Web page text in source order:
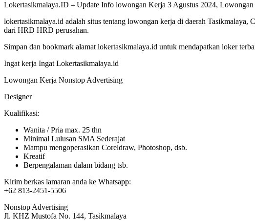
Lokertasikmalaya.ID – Update Info lowongan Kerja 3 Agustus 2024,
lokertasikmalaya.id adalah situs tentang lowongan kerja di daerah Tasikmalaya,
dari HRD HRD perusahan.
Simpan dan bookmark alamat lokertasikmalaya.id untuk mendapatkan loker
Ingat kerja Ingat Lokertasikmalaya.id
Lowongan Kerja Nonstop Advertising
Designer
Kualifikasi:
Wanita / Pria max. 25 thn
Minimal Lulusan SMA Sederajat
Mampu mengoperasikan Coreldraw, Photoshop, dsb.
Kreatif
Berpengalaman dalam bidang tsb.
Kirim berkas lamaran anda ke Whatsapp:
+62 813-2451-5506
Nonstop Advertising
Jl. KHZ Mustofa No. 144, Tasikmalaya